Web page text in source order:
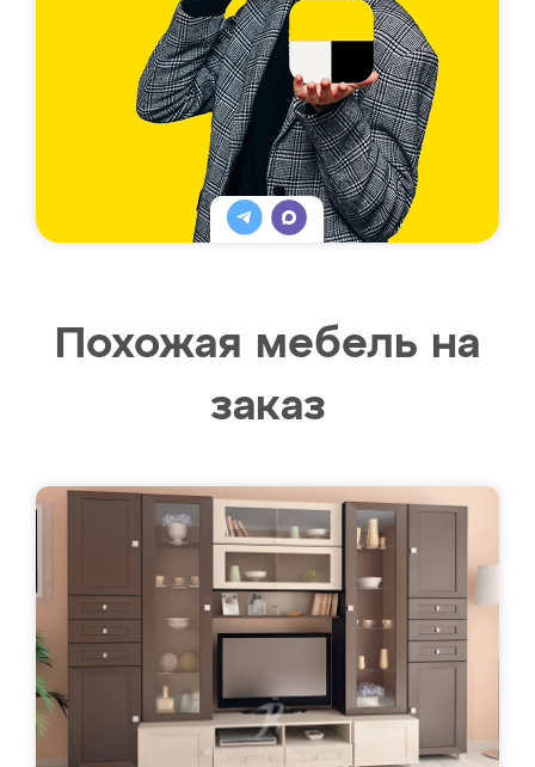
Похожая мебель на
заказ